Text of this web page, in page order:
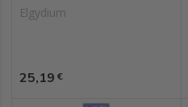
Elgydium
Prix
25,19 €